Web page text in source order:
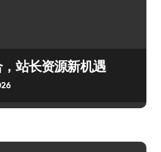
站长资源新机遇